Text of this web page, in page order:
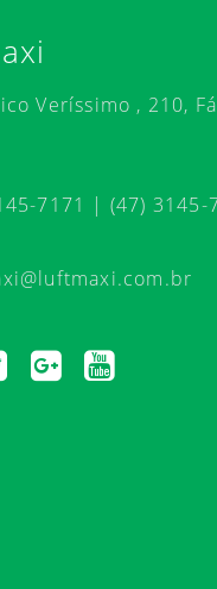
Veríssimo , 210,
7171 | (47) 3145-